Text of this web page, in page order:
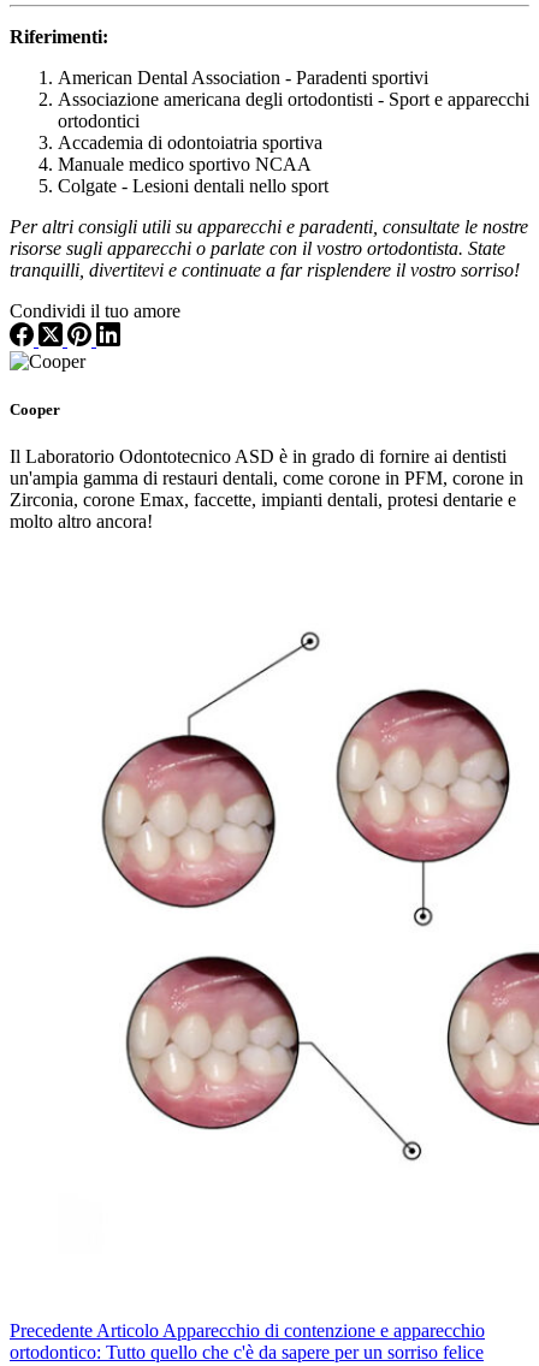
Riferimenti:
American Dental Association - Paradenti sportivi
Associazione americana degli ortodontisti - Sport e apparecchi
ortodontici
Accademia di odontoiatria sportiva
Manuale medico sportivo NCAA
Colgate - Lesioni dentali nello sport
Per altri consigli utili su apparecchi e paradenti, consultate le nostre
risorse sugli apparecchi o parlate con il vostro ortodontista. State
tranquilli, divertitevi e continuate a far risplendere il vostro sorriso!
Condividi il tuo amore
Cooper
Il Laboratorio Odontotecnico ASD è in grado di fornire ai dentisti
un'ampia gamma di restauri dentali, come corone in PFM, corone in
Zirconia, corone Emax, faccette, impianti dentali, protesi dentarie e
molto altro ancora!
Precedente Articolo Apparecchio di contenzione e apparecchio
ortodontico: Tutto quello che c'è da sapere per un sorriso felice